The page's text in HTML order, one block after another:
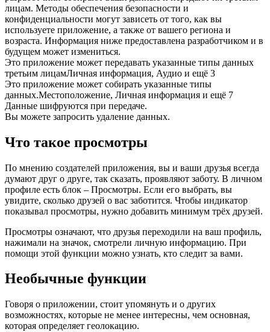
лицам. Методы обеспечения безопасности и
конфиденциальности могут зависеть от того, как вы
используете приложение, а также от вашего региона и
возраста. Информация ниже предоставлена разработчиком и в
будущем может измениться.
Это приложение может передавать указанные типы данных
третьим лицамЛичная информация, Аудио и ещё 3
Это приложение может собирать указанные типы
данных.Местоположение, Личная информация и ещё 7
Данные шифруются при передаче.
Вы можете запросить удаление данных.
Что такое просмотры
По мнению создателей приложения, вы и ваши друзья всегда
думают друг о друге, так сказать, проявляют заботу. В личном
профиле есть блок – Просмотры. Если его выбрать, вы
увидите, сколько друзей о вас заботится. Чтобы индикатор
показывал просмотры, нужно добавить минимум трёх друзей.
Просмотры означают, что друзья переходили на ваш профиль,
нажимали на значок, смотрели личную информацию. При
помощи этой функции можно узнать, кто следит за вами.
Необычные функции
Говоря о приложении, стоит упомянуть и о других
возможностях, которые не менее интересны, чем основная,
которая определяет геолокацию.